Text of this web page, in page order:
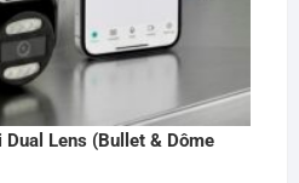
Lens (Bullet & Dôme